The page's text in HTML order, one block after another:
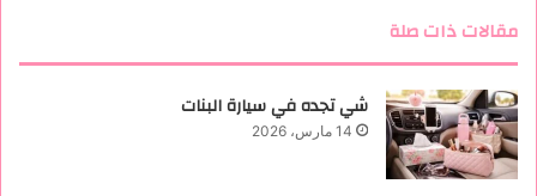
مقالات ذات صلة
شي تجده في سيارة البنات
14 مارس، 2026